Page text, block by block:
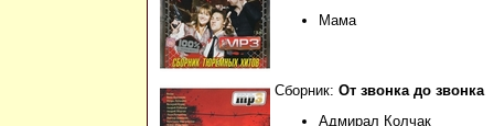
Мама
Сборник: От звонка до звонка
Адмирал Колчак